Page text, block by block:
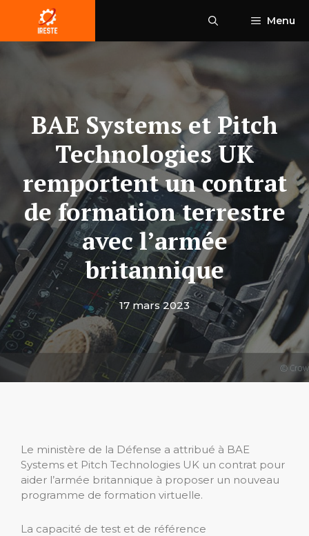
contenu
Menu
BAE Systems et Pitch
Technologies UK
remportent un contrat
de formation terrestre
avec l’armée
britannique
17 mars 2023
Le ministère de la Défense a attribué à BAE
Systems et Pitch Technologies UK un contrat pour
aider l’armée britannique à proposer un nouveau
programme de formation virtuelle.
La capacité de test et de référence